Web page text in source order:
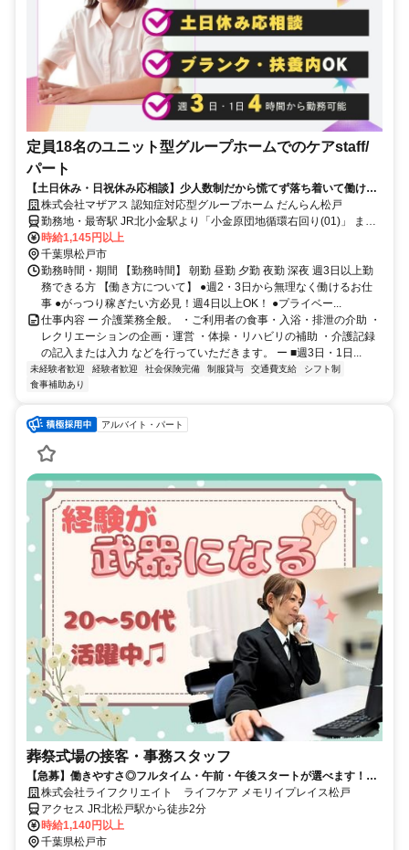
定員18名のユニット型グループホームでのケアstaff/
パート
【土日休み・日祝休み応相談】少人数制だから慌てず落ち着いて働け
る。アットホームな9名×2ユニット制！
株式会社マザアス 認知症対応型グループホーム だんらん松戸
勤務地・最寄駅 JR北小金駅より「小金原団地循環右回り(01)」 また
は「バス案内所(０２)」行バスで8分、「御堂の上」バス停から150m
【南千住駅】から車で47分 【柏駅】から電車で32分
時給1,145円以上
千葉県松戸市
勤務時間・期間 【勤務時間】 朝勤 昼勤 夕勤 夜勤 深夜 週3日以上勤
務できる方 【働き方について】 ●週2・3日から無理なく働けるお仕
事 ●がっつり稼ぎたい方必見！週4日以上OK！ ●プライベー...
仕事内容 ー 介護業務全般。 ・ご利用者の食事・入浴・排泄の介助 ・
レクリエーションの企画・運営 ・体操・リハビリの補助 ・介護記録
の記入または入力 などを行っていただきます。 ー ■週3日・1日...
未経験者歓迎 経験者歓迎 社会保険完備 制服貸与 交通費支給
シフト制
食事補助あり
アルバイト・パート
葬祭式場の接客・事務スタッフ
【急募】働きやすさ◎フルタイム・午前・午後スタートが選べます！簡
単な事務とお客様対応をお任せ
株式会社ライフクリエイト ライフケア メモリイプレイス松戸
アクセス JR北松戸駅から徒歩2分
時給1,140円以上
千葉県松戸市